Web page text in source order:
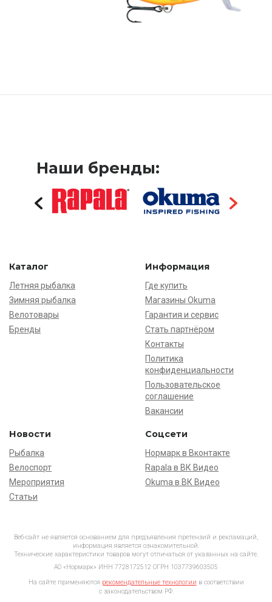
Наши бренды:
Каталог
Летняя рыбалка
Зимняя рыбалка
Велотовары
Бренды
Информация
Где купить
Магазины Okuma
Гарантия и сервис
Стать партнёром
Контакты
Политика
конфиденциальности
Пользовательское
соглашение
Вакансии
Новости
Рыбалка
Велоспорт
Мероприятия
Статьи
Соцсети
Нормарк в Вконтакте
Rapala в ВК Видео
Okuma в ВК Видео
Веб-сайт не является основанием для предъявления претензий и рекламаций,
информация является ознакомительной.
Технические характеристики товаров могут отличаться от указанных на сайте.
АО «Нормарк» ИНН 7728172512 ОГРН 1037739603505
На сайте применяются рекомендательные технологии в соответствии
с законодательством РФ.